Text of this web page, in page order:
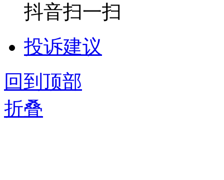
抖音扫一扫
投诉建议
回到顶部
折叠